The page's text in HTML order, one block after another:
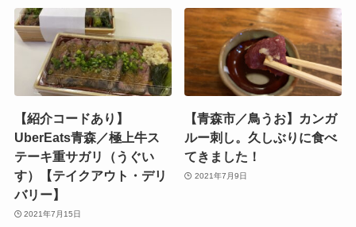
【紹介コードあり】
UberEats青森／極上牛ス
テーキ重サガリ（うぐい
す）【テイクアウト・デリ
バリー】
2021年7月15日
【青森市／鳥うお】カンガ
ルー刺し。久しぶりに食べ
てきました！
2021年7月9日